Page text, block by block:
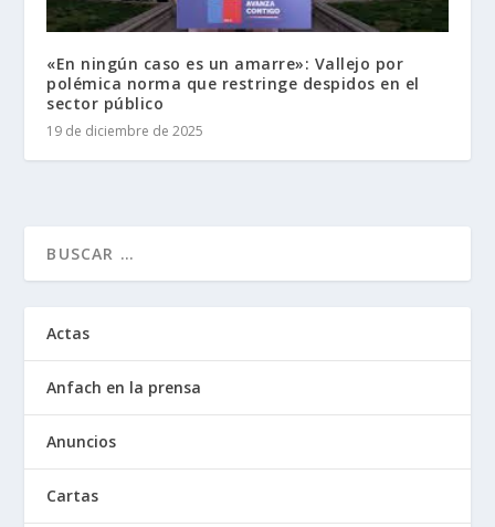
«En ningún caso es un amarre»: Vallejo por
polémica norma que restringe despidos en el
sector público
19 de diciembre de 2025
Actas
Anfach en la prensa
Anuncios
Cartas